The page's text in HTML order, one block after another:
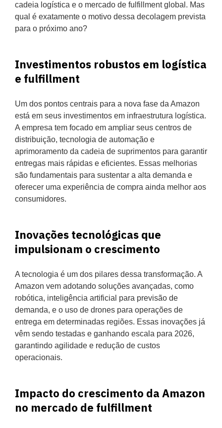
cadeia logística e o mercado de fulfillment global. Mas
qual é exatamente o motivo dessa decolagem prevista
para o próximo ano?
Investimentos robustos em logística
e fulfillment
Um dos pontos centrais para a nova fase da Amazon
está em seus investimentos em infraestrutura logística.
A empresa tem focado em ampliar seus centros de
distribuição, tecnologia de automação e
aprimoramento da cadeia de suprimentos para garantir
entregas mais rápidas e eficientes. Essas melhorias
são fundamentais para sustentar a alta demanda e
oferecer uma experiência de compra ainda melhor aos
consumidores.
Inovações tecnológicas que
impulsionam o crescimento
A tecnologia é um dos pilares dessa transformação. A
Amazon vem adotando soluções avançadas, como
robótica, inteligência artificial para previsão de
demanda, e o uso de drones para operações de
entrega em determinadas regiões. Essas inovações já
vêm sendo testadas e ganhando escala para 2026,
garantindo agilidade e redução de custos
operacionais.
Impacto do crescimento da Amazon
no mercado de fulfillment